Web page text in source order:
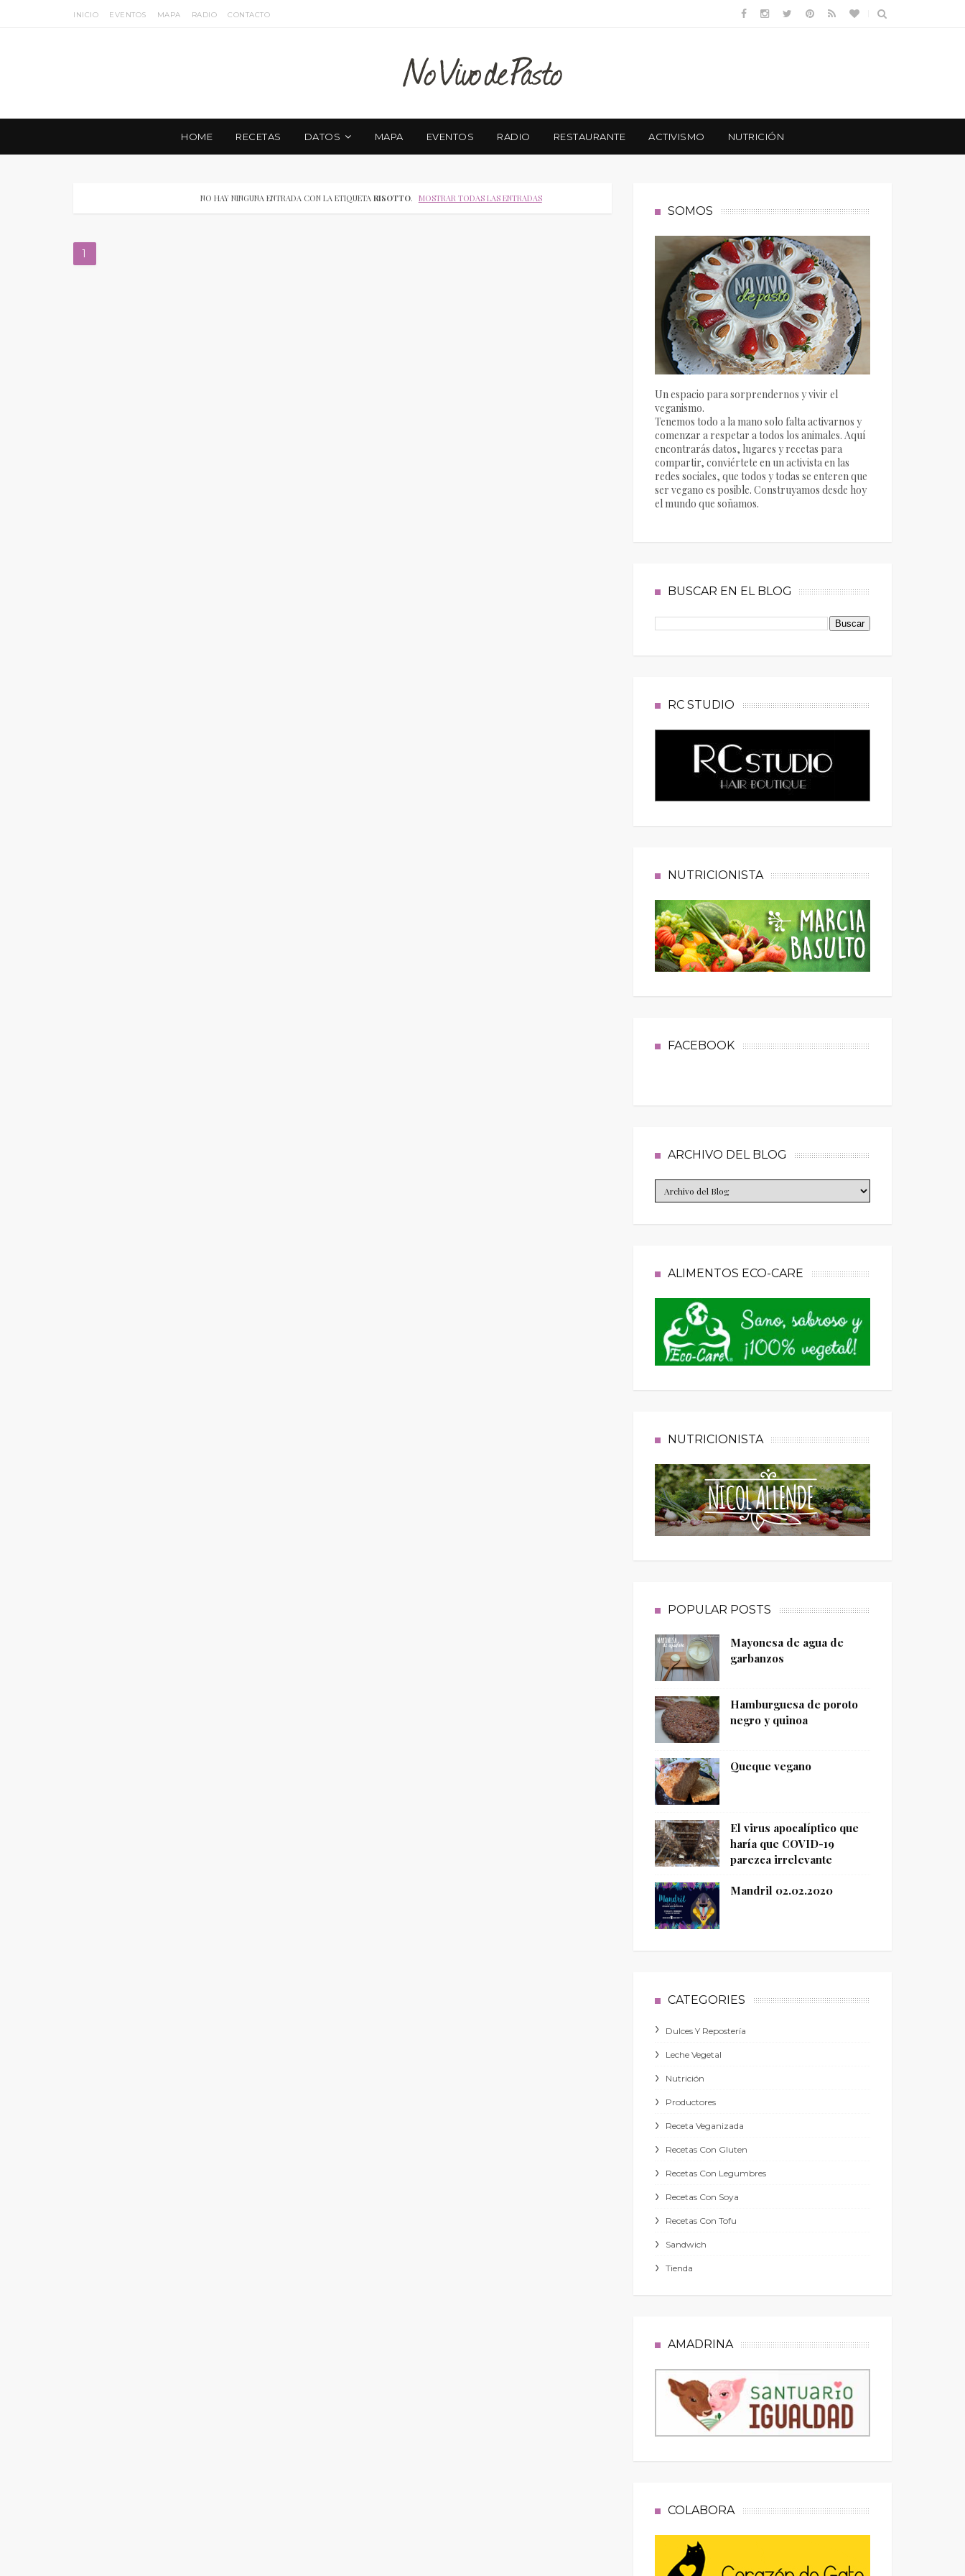
INICIO EVENTOS MAPA RADIO CONTACTO
HOME RECETAS DATOS MAPA EVENTOS RADIO RESTAURANTE ACTIVISMO NUTRICIÓN
NO HAY NINGUNA ENTRADA CON LA ETIQUETARISOTTO. MOSTRAR TODAS LAS ENTRADAS
1
SOMOS
Un espacio para sorprendernos y vivir el
veganismo.
Tenemos todo a la mano solo falta activarnos y
comenzar a respetar a todos los animales. Aquí
encontrarás datos, lugares y recetas para
compartir, conviértete en un activista en las
redes sociales, que todos y todas se enteren que
ser vegano es posible. Construyamos desde hoy
el mundo que soñamos.
BUSCAR EN EL BLOG
RC STUDIO
NUTRICIONISTA
FACEBOOK
ARCHIVO DEL BLOG
ALIMENTOS ECO-CARE
NUTRICIONISTA
POPULAR POSTS
Mayonesa de agua de
garbanzos
Hamburguesa de poroto
negro y quinoa
Queque vegano
El virus apocalíptico que
haría que COVID-19
parezca irrelevante
Mandril 02.02.2020
CATEGORIES
Dulces Y Repostería
Leche Vegetal
Nutrición
Productores
Receta Veganizada
Recetas Con Gluten
Recetas Con Legumbres
Recetas Con Soya
Recetas Con Tofu
Sandwich
Tienda
AMADRINA
COLABORA